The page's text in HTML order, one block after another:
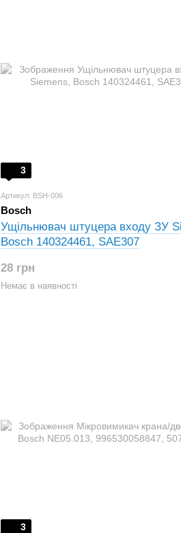
3
Артикул: BSH-006
Bosch
Ущільнювач штуцера входу ЗУ
Bosch 140324461, SAE307
28 грн
Немає в наявності
3